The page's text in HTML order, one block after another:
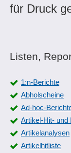
für Druck
Listen,
1:n-Berichte
Abholscheine
Ad-hoc-
Artikel-Hit- und
Artikelanalysen
Artikelhitliste